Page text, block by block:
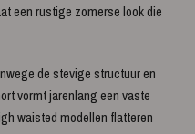
een rustige zomerse look die
de stevige structuur en
vormt jarenlang een vaste
waisted modellen flatteren